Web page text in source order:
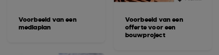
Voorbeeld van een
mediaplan
Voorbeeld van een
offerte voor een
bouwproject